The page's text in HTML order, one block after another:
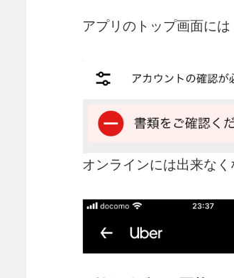
アプリのトップ画面には
オンラインには出来なく